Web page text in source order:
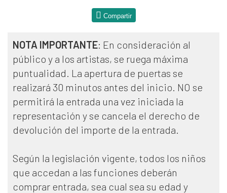
Compartir
NOTA IMPORTANTE: En consideración al
público y a los artistas, se ruega máxima
puntualidad. La apertura de puertas se
realizará 30 minutos antes del inicio. NO se
permitirá la entrada una vez iniciada la
representación y se cancela el derecho de
devolución del importe de la entrada.
Según la legislación vigente, todos los niños
que accedan a las funciones deberán
comprar entrada, sea cual sea su edad y